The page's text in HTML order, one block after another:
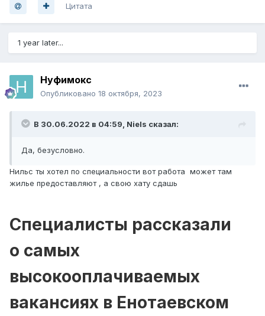
Цитата
1 year later...
Нуфимокс
Опубликовано 18 октября, 2023
В 30.06.2022 в 04:59, Niels сказал:
Да, безусловно.
Нильс ты хотел по специальности вот работа может там
жилье предоставляют , а свою хату сдашь
Специалисты рассказали
о самых
высокооплачиваемых
вакансиях в Енотаевском